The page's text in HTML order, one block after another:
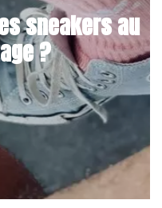
sneakers au
?